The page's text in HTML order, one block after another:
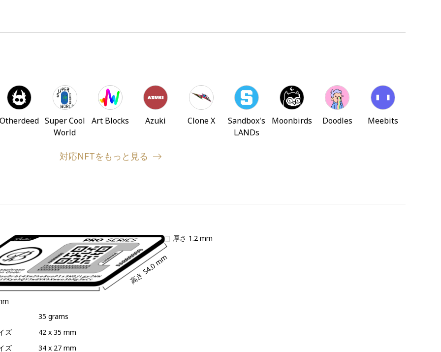
Otherdeed Super Cool
World
Art Blocks Azuki Clone X
Sandbox's
LANDs
Moonbirds Doodles Meebits
対応NFTをもっと見る
高さ
54.0 mm
厚さ 1.2 mm
ズ
ズ
35 grams
42 x 35 mm
34 x 27 mm